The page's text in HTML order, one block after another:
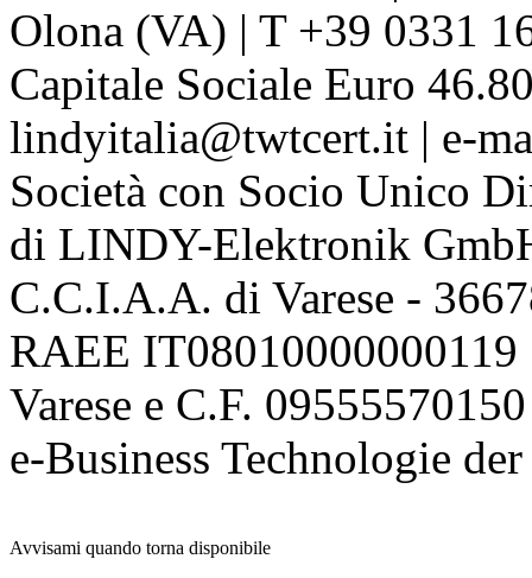
Olona (VA) | T +39 0331
Capitale Sociale Euro
lindyitalia@twtcert.it | e-
Società con Socio Unico
di LINDY-Elektronik
C.C.I.A.A. di Varese -
RAEE
Varese e C.F. 09555570150
e-Business Technologie
Avvisami quando torna disponibile